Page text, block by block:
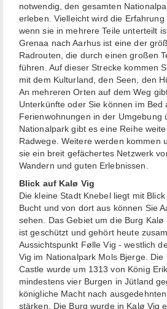
notwendig, den gesamten
erleben. Vielleicht wird die
wenn sie in mehrere Teile unterteilt
Grenaa nach Aarhus ist eine der
Radrouten, die durch einen großen
führen. Auf dieser Strecke kommen
mit dem Kulturland, den Seen, den
An mehreren Orten auf dem Weg
Unterkünfte oder Sie können im Bed
Ferienwohnungen in der Umgebung
Nationalpark gibt es eine Reihe
Radwege. Weitere werden kommen
sie ein breit gefächertes Netzwerk
Wandern und guten Erlebnissen.
Blick auf Kalø Vig
Die kleine Stadt Knebel liegt mit
Bucht und von dort aus können Sie
sehen. Das Gebiet um die Burg
ist geschützt und gehört heute
Aussichtspunkt Følle Vig - westlich
Vig im Nationalpark Mols Bjerge. Die
Castle wurde um 1313 von König
mindestens vier Burgen in Jütland
königliche Macht nach
stärken. Die Burg wurde in Kalø Vig